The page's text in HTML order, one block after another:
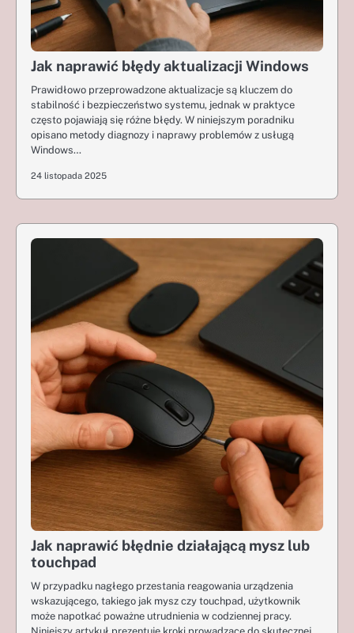
Jak naprawić błędy aktualizacji Windows
Prawidłowo przeprowadzone aktualizacje są kluczem do
stabilność i bezpieczeństwo systemu, jednak w praktyce
często pojawiają się różne błędy. W niniejszym poradniku
opisano metody diagnozy i naprawy problemów z usługą
Windows…
24 listopada 2025
Jak naprawić błędnie działającą mysz lub
touchpad
W przypadku nagłego przestania reagowania urządzenia
wskazującego, takiego jak mysz czy touchpad, użytkownik
może napotkać poważne utrudnienia w codziennej pracy.